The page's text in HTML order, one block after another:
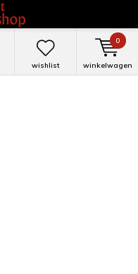
wishlist winkelwagen
0